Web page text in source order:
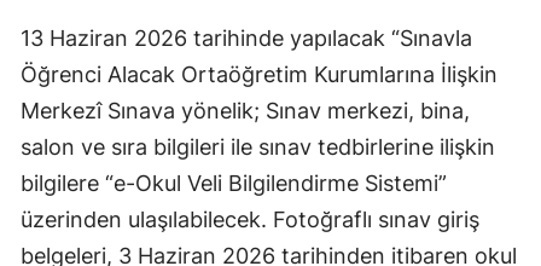
13 Haziran 2026 tarihinde yapılacak “Sınavla
Öğrenci Alacak Ortaöğretim Kurumlarına İlişkin
Merkezî Sınava yönelik; Sınav merkezi, bina,
salon ve sıra bilgileri ile sınav tedbirlerine ilişkin
bilgilere “e-Okul Veli Bilgilendirme Sistemi”
üzerinden ulaşılabilecek. Fotoğraflı sınav giriş
belgeleri, 3 Haziran 2026 tarihinden itibaren okul